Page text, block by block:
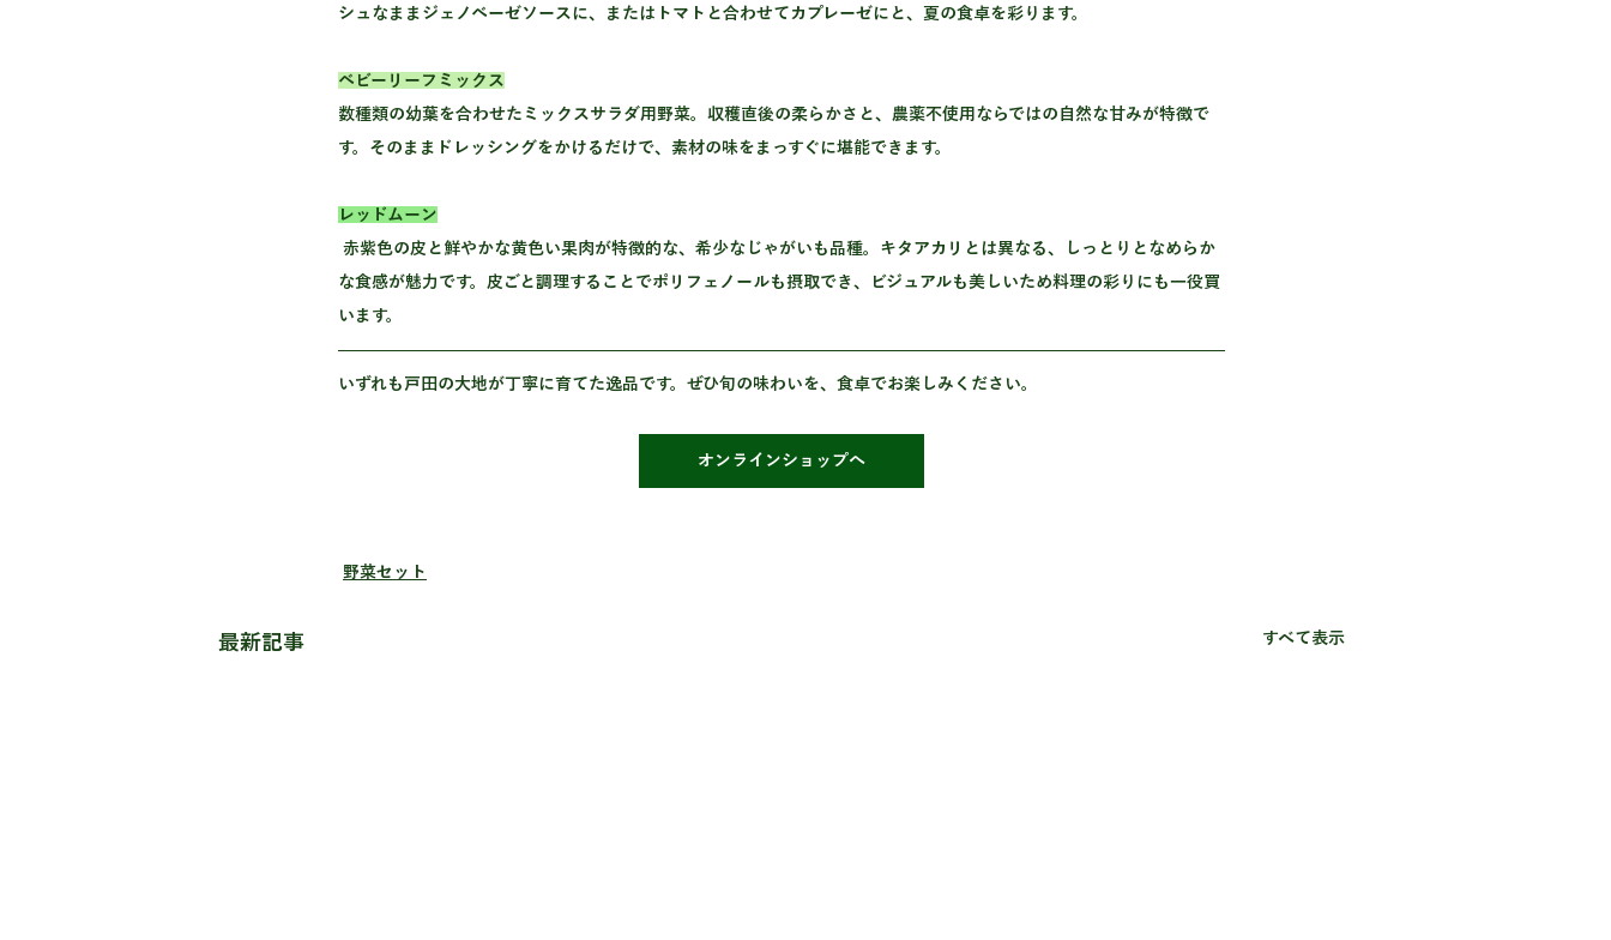
シュなままジェノベーゼソースに、またはトマトと合わせてカプレーゼにと、夏の食卓を彩ります。
ベビーリーフミックス
数種類の幼葉を合わせたミックスサラダ用野菜。収穫直後の柔らかさと、農薬不使用ならではの自然な甘みが特徴で
す。そのままドレッシングをかけるだけで、素材の味をまっすぐに堪能できます。
レッドムーン
な食感が魅力です。皮ごと調理することでポリフェノールも摂取でき、ビジュアルも美しいため料理の彩りにも一役買
います。
いずれも戸田の大地が丁寧に育てた逸品です。ぜひ旬の味わいを、食卓でお楽しみください。
オンラインショップへ
野菜セット
最新記事 すべて表示